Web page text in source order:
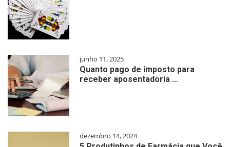
junho 11, 2025
Quanto pago de imposto para
receber aposentadoria …
dezembro 14, 2024